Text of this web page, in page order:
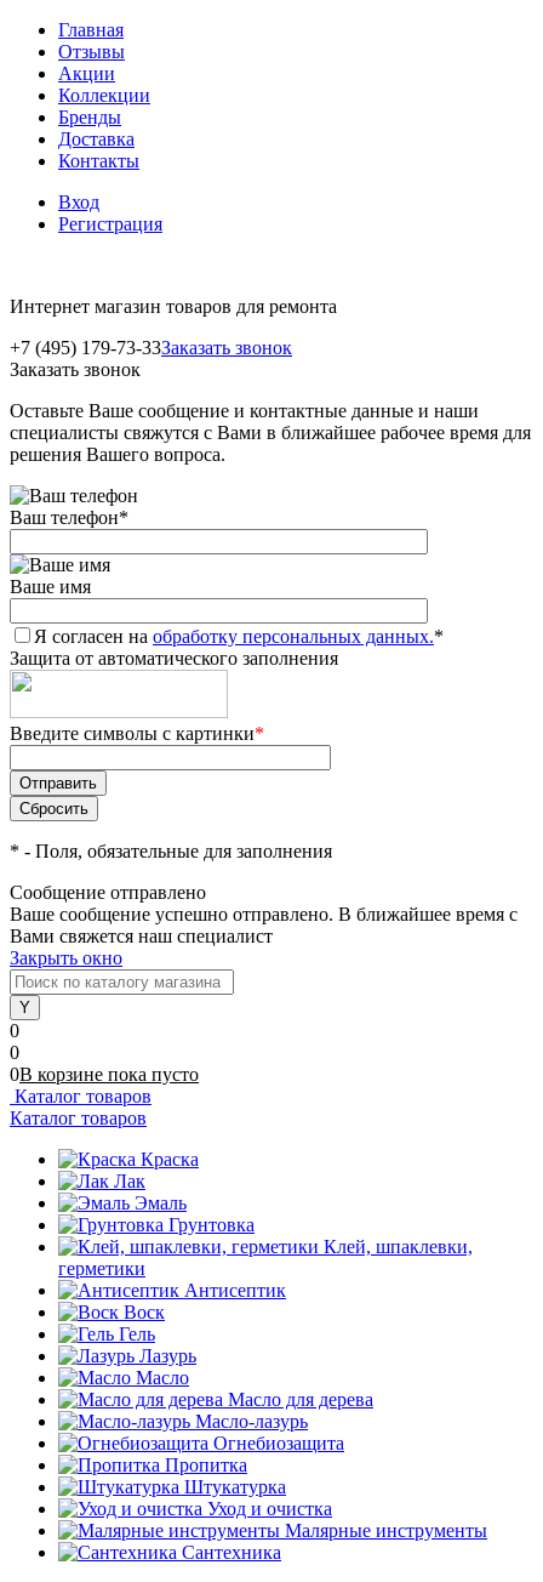
Главная
Отзывы
Акции
Коллекции
Бренды
Доставка
Контакты
Вход
Регистрация
Интернет магазин товаров для ремонта
+7 (495) 179-73-33Заказать звонок
Заказать звонок
Оставьте Ваше сообщение и контактные данные и наши
специалисты свяжутся с Вами в ближайшее рабочее время для
решения Вашего вопроса.
Ваш телефон*
Ваше имя
Я согласен на обработку персональных данных.*
Защита от автоматического заполнения
Введите символы с картинки*
* - Поля, обязательные для заполнения
Сообщение отправлено
Ваше сообщение успешно отправлено. В ближайшее время с
Вами свяжется наш специалист
Закрыть окно
0
0
0В корзине пока пусто
Каталог товаров
Каталог товаров
Краска
Лак
Эмаль
Грунтовка
Клей, шпаклевки,
герметики
Антисептик
Воск
Гель
Лазурь
Масло
Масло для дерева
Масло-лазурь
Огнебиозащита
Пропитка
Штукатурка
Уход и очистка
Малярные инструменты
Сантехника